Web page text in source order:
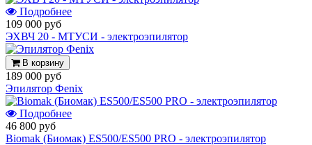
Подробнее
109 000 руб
ЭХВЧ 20 - МТУСИ - электроэпилятор
В корзину
189 000 руб
Эпилятор Фenix
Подробнее
46 800 руб
Biomak (Биомак) ES500/ES500 PRO - электроэпилятор